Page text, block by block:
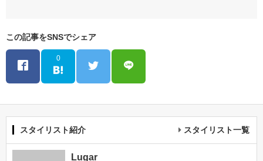
この記事をSNSでシェア
0
スタイリスト紹介 スタイリスト一覧
Lugar